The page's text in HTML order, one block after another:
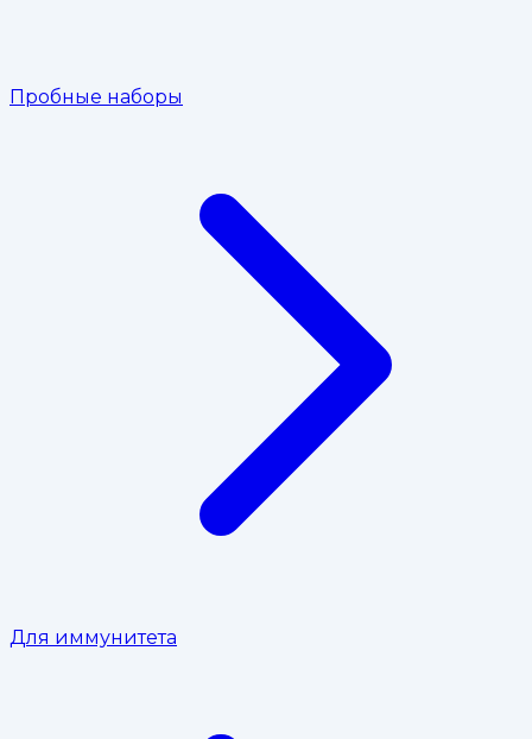
Пробные наборы
Для иммунитета